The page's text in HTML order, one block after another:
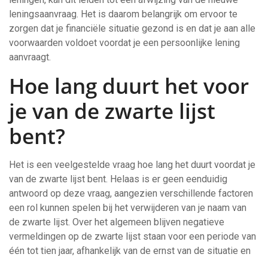
leningsaanvraag. Het is daarom belangrijk om ervoor te
zorgen dat je financiële situatie gezond is en dat je aan alle
voorwaarden voldoet voordat je een persoonlijke lening
aanvraagt.
Hoe lang duurt het voor
je van de zwarte lijst
bent?
Het is een veelgestelde vraag hoe lang het duurt voordat je
van de zwarte lijst bent. Helaas is er geen eenduidig
antwoord op deze vraag, aangezien verschillende factoren
een rol kunnen spelen bij het verwijderen van je naam van
de zwarte lijst. Over het algemeen blijven negatieve
vermeldingen op de zwarte lijst staan voor een periode van
één tot tien jaar, afhankelijk van de ernst van de situatie en